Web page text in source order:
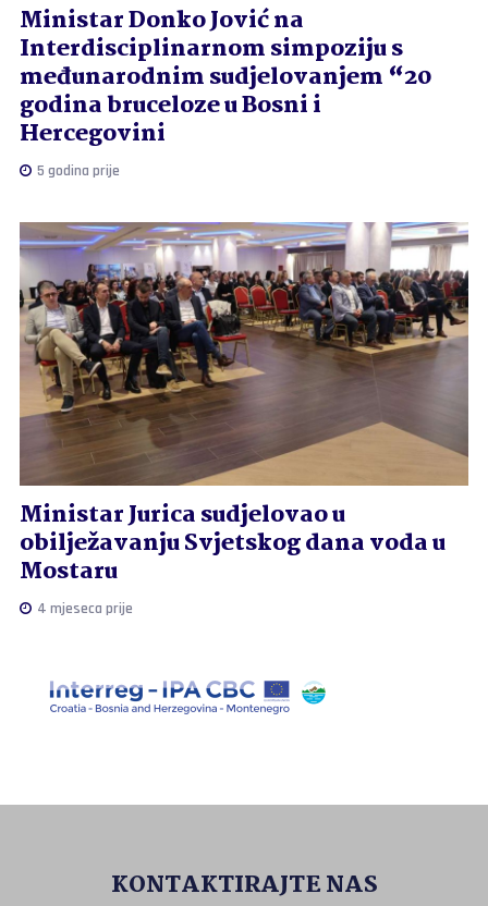
Ministar Donko Jović na
Interdisciplinarnom simpoziju s
međunarodnim sudjelovanjem “20
godina bruceloze u Bosni i
Hercegovini
5 godina prije
Ministar Jurica sudjelovao u
obilježavanju Svjetskog dana voda u
Mostaru
4 mjeseca prije
KONTAKTIRAJTE NAS